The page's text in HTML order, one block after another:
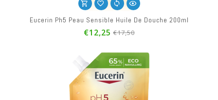
Eucerin Ph5 Peau Sensible Huile De Douche 200ml
€12,25 €17,50